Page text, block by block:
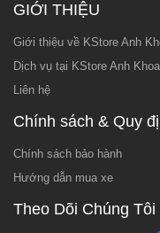
GIỚI THIỆU
Giới thiệu về KStore Anh
Dịch vụ tại KStore Anh Khoa
Liên hệ
Chính sách & Quy
Chính sách bảo hành
Hướng dẫn mua xe
Theo Dõi Chúng Tôi